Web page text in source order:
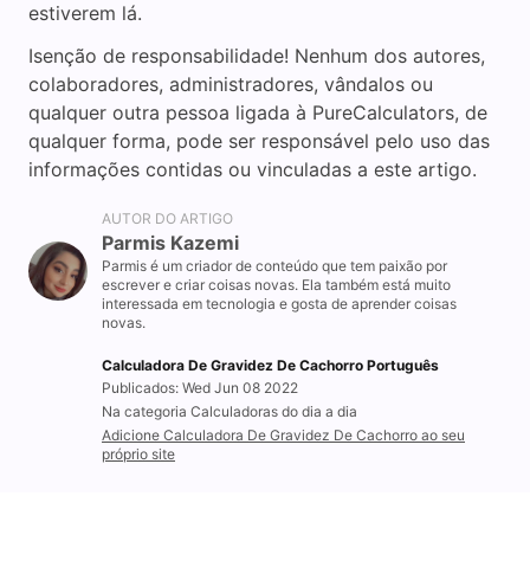
estiverem lá.
Isenção de responsabilidade! Nenhum dos autores,
colaboradores, administradores, vândalos ou
qualquer outra pessoa ligada à PureCalculators, de
qualquer forma, pode ser responsável pelo uso das
informações contidas ou vinculadas a este artigo.
AUTOR DO ARTIGO
Parmis Kazemi
Parmis é um criador de conteúdo que tem paixão por
escrever e criar coisas novas. Ela também está muito
interessada em tecnologia e gosta de aprender coisas
novas.
Calculadora De Gravidez De Cachorro Português
Publicados: Wed Jun 08 2022
Na categoria Calculadoras do dia a dia
Adicione Calculadora De Gravidez De Cachorro ao seu
próprio site